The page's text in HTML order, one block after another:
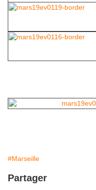
#Marseille
Partager